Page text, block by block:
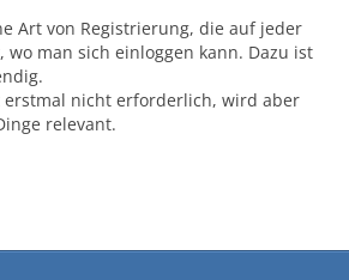
Art von Registrierung, die auf jeder
wo man sich einloggen kann. Dazu ist
erstmal nicht erforderlich, wird aber
relevant.